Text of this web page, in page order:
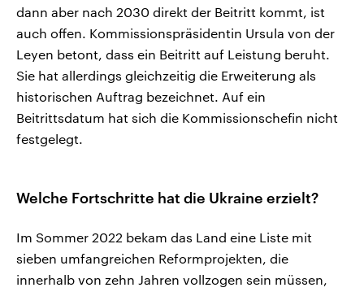
dann aber nach 2030 direkt der Beitritt kommt, ist
auch offen. Kommissionspräsidentin Ursula von der
Leyen betont, dass ein Beitritt auf Leistung beruht.
Sie hat allerdings gleichzeitig die Erweiterung als
historischen Auftrag bezeichnet. Auf ein
Beitrittsdatum hat sich die Kommissionschefin nicht
festgelegt.
Welche Fortschritte hat die Ukraine erzielt?
Im Sommer 2022 bekam das Land eine Liste mit
sieben umfangreichen Reformprojekten, die
innerhalb von zehn Jahren vollzogen sein müssen,